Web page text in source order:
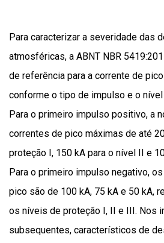
Para caracterizar a severidade das
atmosféricas, a ABNT NBR
de referência para a corrente de
conforme o tipo de impulso e o
Para o primeiro impulso positivo, a
correntes de pico máximas de até
proteção I, 150 kA para o nível II e
Para o primeiro impulso negativo,
pico são de 100 kA, 75 kA e 50 kA,
os níveis de proteção I, II e III. Nos
subsequentes, característicos de